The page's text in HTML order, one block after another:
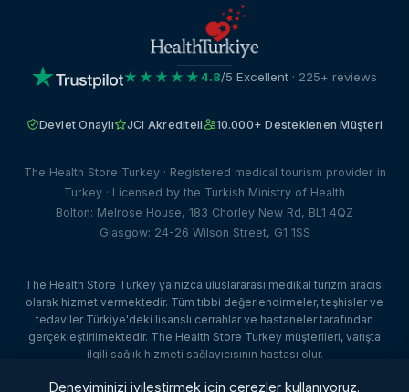
★★★★★4.8/5 Excellent · 225+ reviews
Devlet Onaylı JCI Akrediteli 10.000+ Desteklenen Müşteri
The Health Store Turkey · Registered medical tourism provider in
Turkey · Licensed by the Turkish Ministry of Health
Bolton: Melrose House, 183 Chorley New Rd, BL1 4QZ
Glasgow: 24-26 Wilson Street, G1 1SS
The Health Store Turkey yalnızca uluslararası medikal turizm aracısı
olarak hizmet vermektedir. Tüm tıbbi değerlendirmeler, teşhisler ve
tedaviler Türkiye'deki lisanslı cerrahlar ve hastaneler tarafından
gerçekleştirilmektedir. The Health Store Turkey müşterileri, varışta
ilgili sağlık hizmeti sağlayıcısının hastası olur.
Dataface Ltd ·Client Portal
Deneyiminizi iyileştirmek için çerezler kullanıyoruz.